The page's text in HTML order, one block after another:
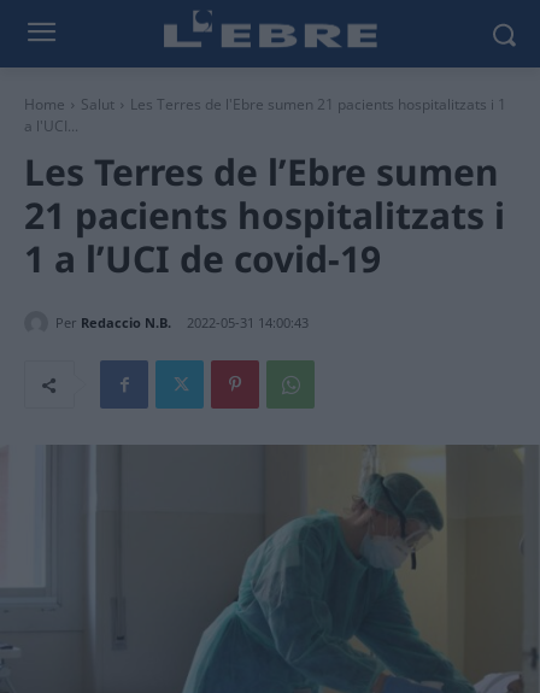
Home Salut
Les Terres de l'Ebre sumen 21 pacients hospitalitzats i 1
a l'UCI...
Les Terres de l’Ebre sumen
21 pacients hospitalitzats i
1 a l’UCI de covid-19
Per Redaccio N.B. 2022-05-31 14:00:43